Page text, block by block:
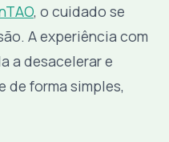
, o cuidado se
A experiência com
a desacelerar e
de forma simples,